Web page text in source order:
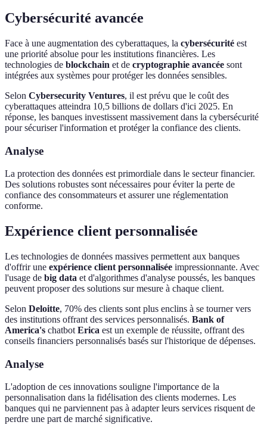
Cybersécurité avancée
Face à une augmentation des cyberattaques, la cybersécurité est
une priorité absolue pour les institutions financières. Les
technologies de blockchain et de cryptographie avancée sont
intégrées aux systèmes pour protéger les données sensibles.
Selon Cybersecurity Ventures, il est prévu que le coût des
cyberattaques atteindra 10,5 billions de dollars d'ici 2025. En
réponse, les banques investissent massivement dans la cybersécurité
pour sécuriser l'information et protéger la confiance des clients.
Analyse
La protection des données est primordiale dans le secteur financier.
Des solutions robustes sont nécessaires pour éviter la perte de
confiance des consommateurs et assurer une réglementation
conforme.
Expérience client personnalisée
Les technologies de données massives permettent aux banques
d'offrir une expérience client personnalisée impressionnante. Avec
l'usage de big data et d'algorithmes d'analyse poussés, les banques
peuvent proposer des solutions sur mesure à chaque client.
Selon Deloitte, 70% des clients sont plus enclins à se tourner vers
des institutions offrant des services personnalisés. Bank of
America's chatbot Erica est un exemple de réussite, offrant des
conseils financiers personnalisés basés sur l'historique de dépenses.
Analyse
L'adoption de ces innovations souligne l'importance de la
personnalisation dans la fidélisation des clients modernes. Les
banques qui ne parviennent pas à adapter leurs services risquent de
perdre une part de marché significative.